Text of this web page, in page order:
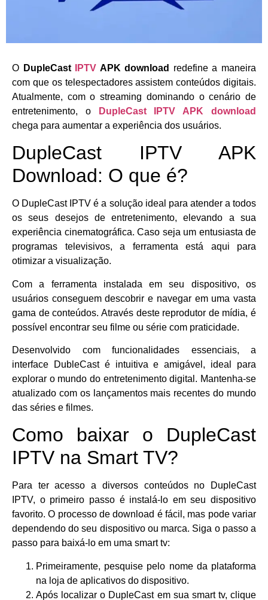
O DupleCast IPTV APK download
redefine a maneira
com que os telespectadores assistem conteúdos digitais.
Atualmente, com o streaming dominando o cenário de
entretenimento, o
DupleCast IPTV APK download
chega para aumentar a experiência dos usuários.
DupleCast IPTV APK
Download: O que é?
O DupleCast IPTV é a solução ideal para atender a todos
os seus desejos de entretenimento, elevando a sua
experiência cinematográfica. Caso seja um entusiasta de
programas televisivos, a ferramenta está aqui para
otimizar a visualização.
Com a ferramenta instalada em seu dispositivo, os
usuários conseguem descobrir e navegar em uma vasta
gama de conteúdos. Através deste reprodutor de mídia, é
possível encontrar seu filme ou série com praticidade.
Desenvolvido com funcionalidades essenciais, a
interface DubleCast é intuitiva e amigável, ideal para
explorar o mundo do entretenimento digital. Mantenha-se
atualizado com os lançamentos mais recentes do mundo
das séries e filmes.
Como baixar o DupleCast
IPTV na Smart TV?
Para ter acesso a diversos conteúdos no DupleCast
IPTV, o primeiro passo é instalá-lo em seu dispositivo
favorito. O processo de download é fácil, mas pode variar
dependendo do seu dispositivo ou marca. Siga o passo a
passo para baixá-lo em uma smart tv:
Primeiramente, pesquise pelo nome da plataforma
na loja de aplicativos do dispositivo.
Após localizar o DupleCast em sua smart tv, clique